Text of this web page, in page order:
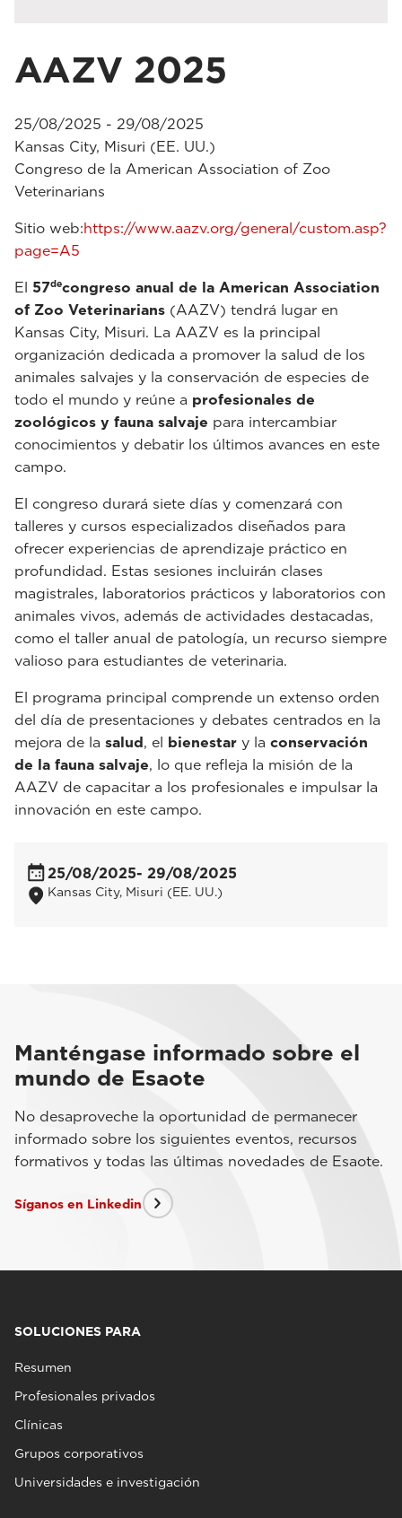
AAZV 2025
25/08/2025 - 29/08/2025
Kansas City, Misuri (EE. UU.)
Congreso de la American Association of Zoo
Veterinarians
Sitio web:https://www.aazv.org/general/custom.asp?
page=A5
El 57decongreso anual de la American Association
of Zoo Veterinarians (AAZV) tendrá lugar en
Kansas City, Misuri. La AAZV es la principal
organización dedicada a promover la salud de los
animales salvajes y la conservación de especies de
todo el mundo y reúne a profesionales de
zoológicos y fauna salvaje para intercambiar
conocimientos y debatir los últimos avances en este
campo.
El congreso durará siete días y comenzará con
talleres y cursos especializados diseñados para
ofrecer experiencias de aprendizaje práctico en
profundidad. Estas sesiones incluirán clases
magistrales, laboratorios prácticos y laboratorios con
animales vivos, además de actividades destacadas,
como el taller anual de patología, un recurso siempre
valioso para estudiantes de veterinaria.
El programa principal comprende un extenso orden
del día de presentaciones y debates centrados en la
mejora de la salud, el bienestar y la conservación
de la fauna salvaje, lo que refleja la misión de la
AAZV de capacitar a los profesionales e impulsar la
innovación en este campo.
25/08/2025- 29/08/2025
Kansas City, Misuri (EE. UU.)
Manténgase informado sobre el
mundo de Esaote
No desaproveche la oportunidad de permanecer
informado sobre los siguientes eventos, recursos
formativos y todas las últimas novedades de Esaote.
Síganos en Linkedin
SOLUCIONES PARA
Resumen
Profesionales privados
Clínicas
Grupos corporativos
Universidades e investigación